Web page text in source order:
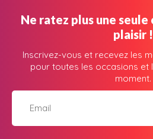
Ne ratez plus une
plaisir !
Inscrivez-vous et recevez les
pour toutes les occasions et
moment.